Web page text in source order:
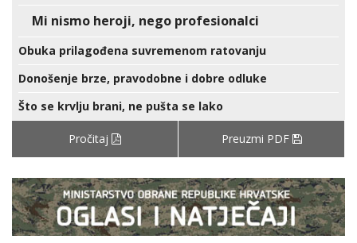
Mi nismo heroji, nego profesionalci
Obuka prilagođena suvremenom ratovanju
Donošenje brze, pravodobne i dobre odluke
Što se krvlju brani, ne pušta se lako
Pročitaj Preuzmi PDF